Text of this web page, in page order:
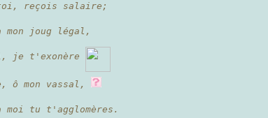
reçois salaire;
mon joug légal,
je t'exonère
ô mon vassal,
moi tu t'agglomères.